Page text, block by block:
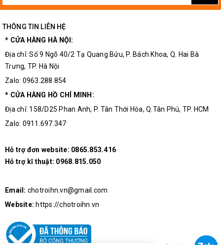
THÔNG TIN LIÊN HỆ
* CỬA HÀNG HÀ NỘI:
Địa chỉ: Số 9 Ngõ 40/2 Tạ Quang Bửu, P. Bách Khoa, Q. Hai Bà
Trưng, TP. Hà Nội
Zalo: 0963.288.854
* CỬA HÀNG HỒ CHÍ MINH:
Địa chỉ: 158/D25 Phan Anh, P. Tân Thới Hòa, Q.Tân Phú, TP. HCM
Zalo: 0911.697.347
Hỗ trợ đơn website: 0865.853.416
Hỗ trợ kĩ thuật: 0968.815.050
Email: chotroihn.vn@gmail.com
Website: https://chotroihn.vn